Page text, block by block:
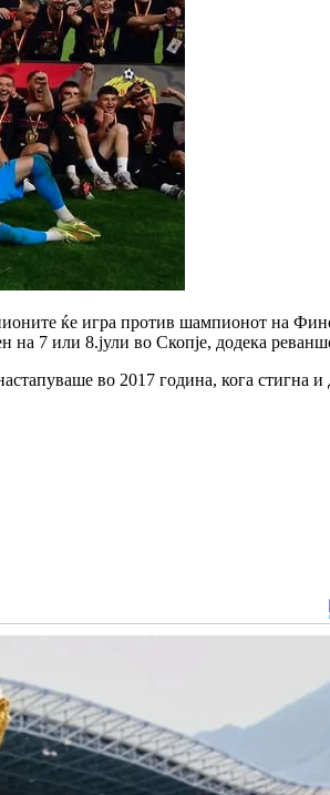
ќе игра против шампионот на
7 или 8.јули во Скопје, додека
во 2017 година, кога стигна и